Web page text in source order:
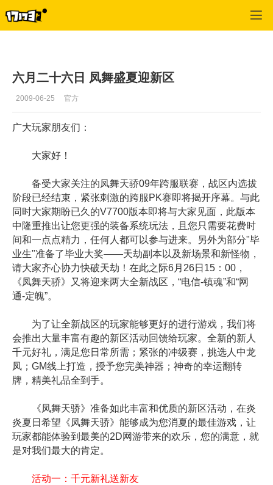
六月二十六日 凤舞盛夏迎新区
2009-06-25 官方
广大玩家朋友们：
大家好！
备受大家关注的凤舞天骄09年跨服联赛，战区内选拔
阶段已经结束，紧张刺激的跨服PK赛即将揭开序幕。与此
同时大家期盼已久的V7700版本即将与大家见面，此版本
中隆重推出让您更强的装备系统玩法，且您只需要花费时
间和一点点精力，任何人都可以参与进来。另外为部分"毕
业生"准备了毕业大奖――天劫副本以及新场景和新怪物，
请大家齐心协力快破天劫！在此之际6月26日15：00，
《凤舞天骄》又将迎来两大全新战区，“电信-镇魂”和“网
通-定魄”。
为了让全新战区的玩家能够更好的进行游戏，我们将
会推出大量丰富有趣的新区活动回馈给玩家。全新的新人
千元好礼，满足您日常所需；紧张的冲级赛，挑选人中龙
凤；GM线上打造，授予您完美神器；神奇的幸运翻转
牌，精美礼品全到手。
《凤舞天骄》准备如此丰富和优质的新区活动，在炎
炎夏日希望《凤舞天骄》能够成为您消夏的最佳游戏，让
玩家都能体验到最美的2D网游带来的欢乐，您的满意，就
是对我们最大的肯定。
活动一：千元新礼送新友